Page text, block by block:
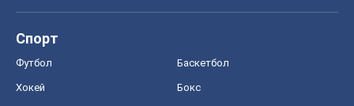
Спорт
Футбол Баскетбол
Хокей Бокс